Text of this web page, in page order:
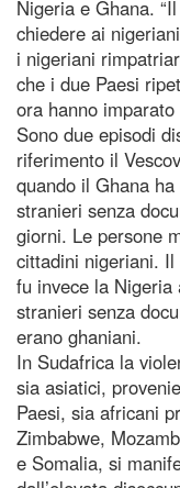
Nigeria e Ghana.
chiedere ai
i nigeriani
che i due Paesi
ora hanno
Sono due episodi
riferimento il
quando il Ghana
stranieri senza
giorni. Le persone
cittadini nigeriani. Il
fu invece la
stranieri senza
erano ghaniani.
In Sudafrica la
sia asiatici,
Paesi, sia africani
Zimbabwe,
e Somalia, si